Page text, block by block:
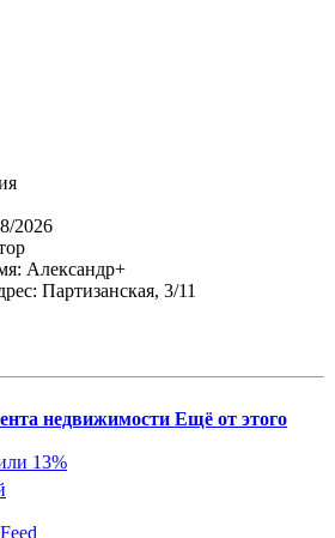
2026
Александр+
Партизанская, 3/11
Ещё от этого
13%